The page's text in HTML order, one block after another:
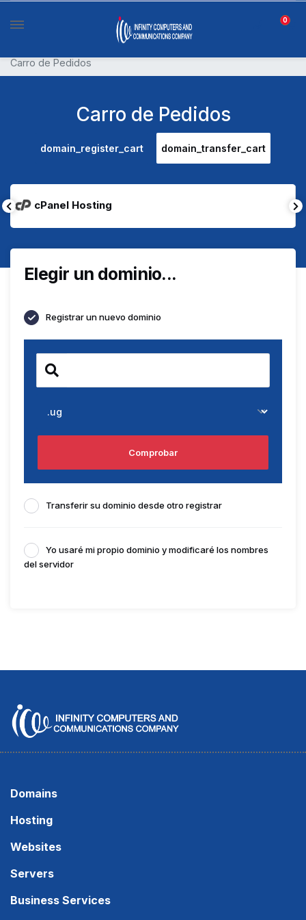
0
Carro de Pedidos
Carro de Pedidos
domain_register_cart domain_transfer_cart
cPanel Hosting
Elegir un dominio...
Registrar un nuevo dominio
Comprobar
Transferir su dominio desde otro registrar
Yo usaré mi propio dominio y modificaré los nombres
del servidor
Domains
Hosting
Websites
Servers
Business Services